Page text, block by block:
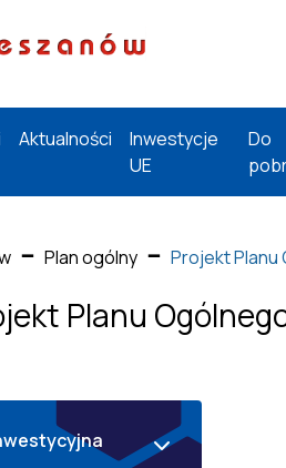
Aktualności
Inwestycje
UE
Do
Plan ogólny Projekt Planu
Planu